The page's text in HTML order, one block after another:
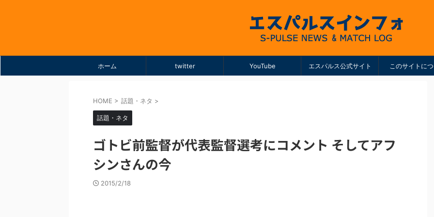
ホーム twitter YouTube エスパルス公式サイト このサイトに
HOME > 話題・ネタ >
話題・ネタ
ゴトビ前監督が代表監督選考にコメント そしてアフ
シンさんの今
2015/2/18